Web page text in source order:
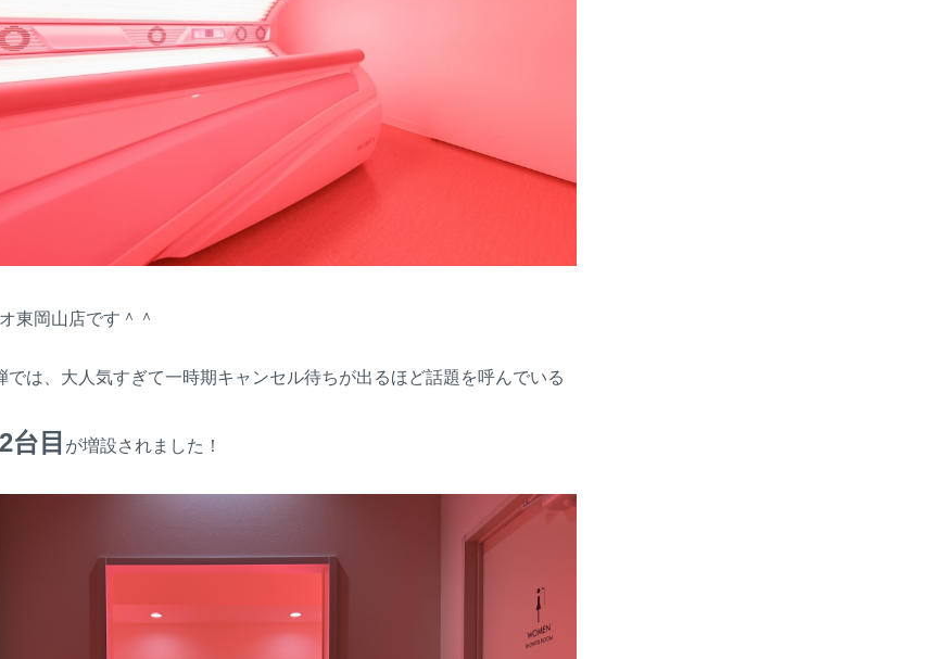
東岡山店です＾＾
では、大人気すぎて一時期キャンセル待ちが出るほど話題を呼んでいる
2台目 が増設されました！